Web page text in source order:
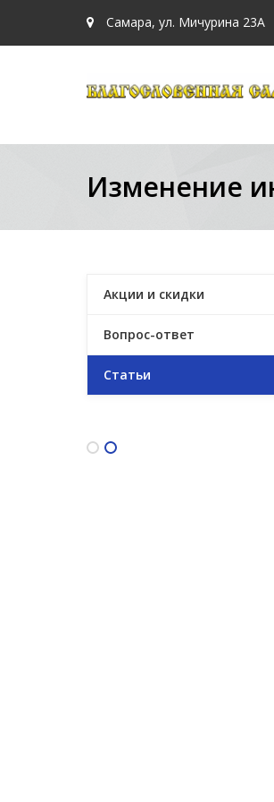
Самара, ул. Мичурина 23А
Изменение
Акции и скидки
Вопрос-ответ
Статьи